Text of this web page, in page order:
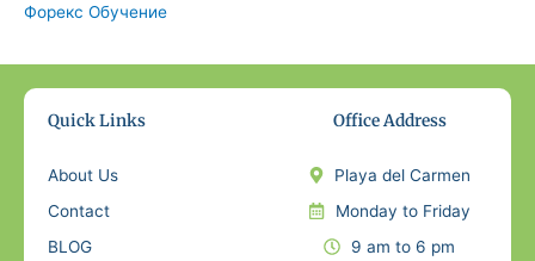
Форекс Обучение
Quick Links
About Us
Contact
BLOG
Office Address
Playa del Carmen
Monday to Friday
9 am to 6 pm